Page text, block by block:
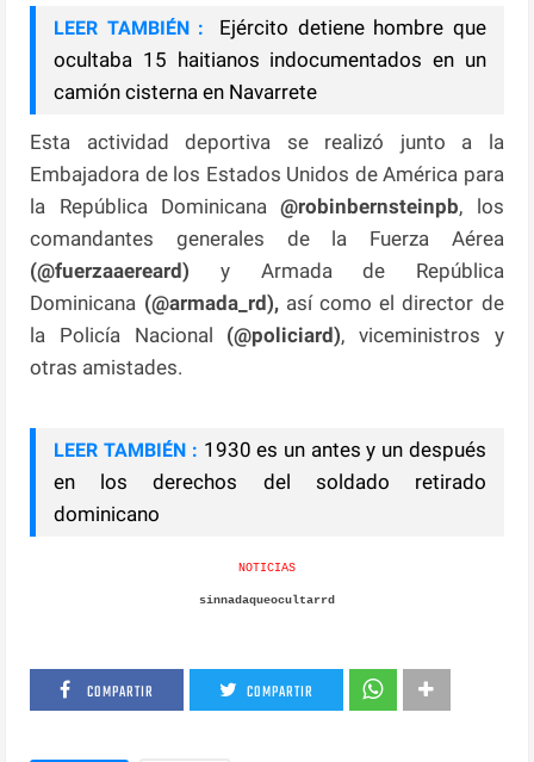
LEER TAMBIÉN :
Ejército detiene hombre que
ocultaba 15 haitianos indocumentados en un
camión cisterna en Navarrete
Esta actividad deportiva se realizó junto a la
Embajadora de los Estados Unidos de América para
la República Dominicana @robinbernsteinpb, los
comandantes generales de la Fuerza Aérea
(@fuerzaaereard) y Armada de República
Dominicana (@armada_rd),así como el director de
la Policía Nacional (@policiard), viceministros y
otras amistades.
LEER TAMBIÉN : 1930 es un antes y un después
en los derechos del soldado retirado
dominicano
NOTICIAS
sinnadaqueocultarrd
COMPARTIR COMPARTIR